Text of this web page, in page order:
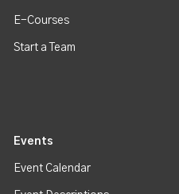
E-Courses
Start a Team
Events
Event Calendar